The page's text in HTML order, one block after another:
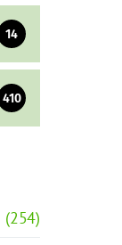
14
410
(254)